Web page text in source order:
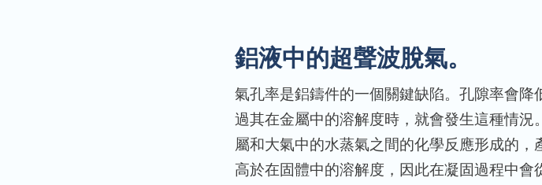
鋁液中的超聲波脫氣。
氣孔率是鋁鑄件的一個關鍵缺陷。孔隙率會
過其在金屬中的溶解度時，就會發生這種情
屬和大氣中的水蒸氣之間的化學反應形成的
高於在固體中的溶解度，因此在凝固過程中